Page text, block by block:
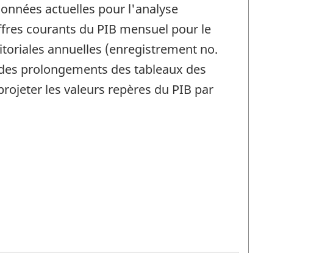
actuelles pour l'analyse
courants du PIB mensuel pour le
annuelles (enregistrement no.
prolongements des tableaux des
les valeurs repères du PIB par